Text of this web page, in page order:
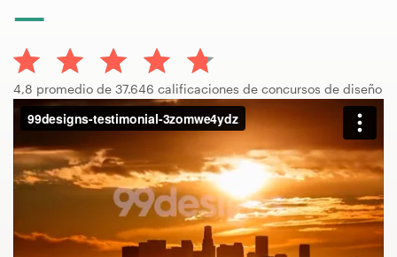
4,8 promedio de 37.646 calificaciones de concursos de diseño
Inspiración
99designs Pro
Servicios
de
diseño
Concursos de diseño